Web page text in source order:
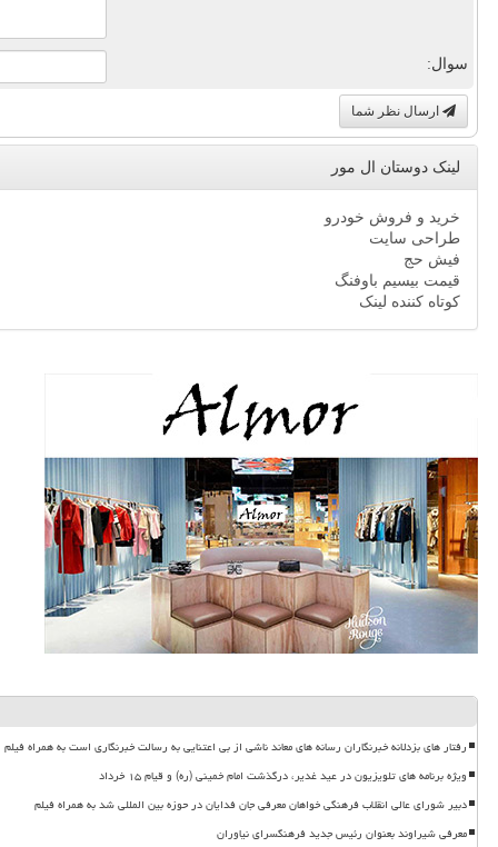
سوال:
ارسال نظر شما
لینک دوستان ال مور
خرید و فروش خودرو
طراحی سایت
فیش حج
قیمت بیسیم باوفنگ
کوتاه کننده لینک
رفتار های بزدلانه خبرنگاران رسانه های معاند ناشی از بی اعتنایی به رسالت خبرنگاری است به همراه فیلم
ویژه برنامه های تلویزیون در عید غدیر، درگذشت امام خمینی (ره) و قیام ۱۵ خرداد
دبیر شورای عالی انقلاب فرهنگی خواهان معرفی جان فدایان در حوزه بین المللی شد به همراه فیلم
معرفی شیراوند بعنوان رئیس جدید فرهنگسرای نیاوران